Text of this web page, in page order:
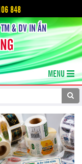
848
& DV IN ẤN
MENU